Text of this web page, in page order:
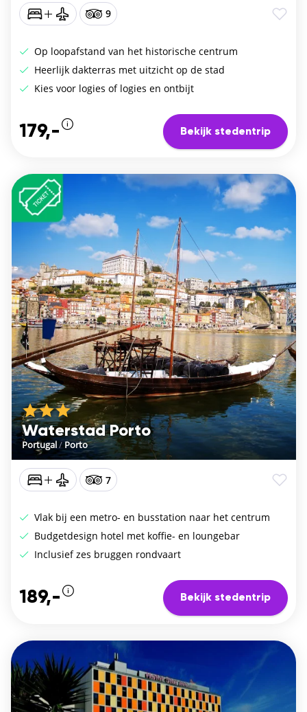
9
Op loopafstand van het historische centrum
Heerlijk dakterras met uitzicht op de stad
Kies voor logies of logies en ontbijt
179,- Bekijk stedentrip
Waterstad Porto
Portugal/Porto
7
Vlak bij een metro- en busstation naar het centrum
Budgetdesign hotel met koffie- en loungebar
Inclusief zes bruggen rondvaart
189,- Bekijk stedentrip